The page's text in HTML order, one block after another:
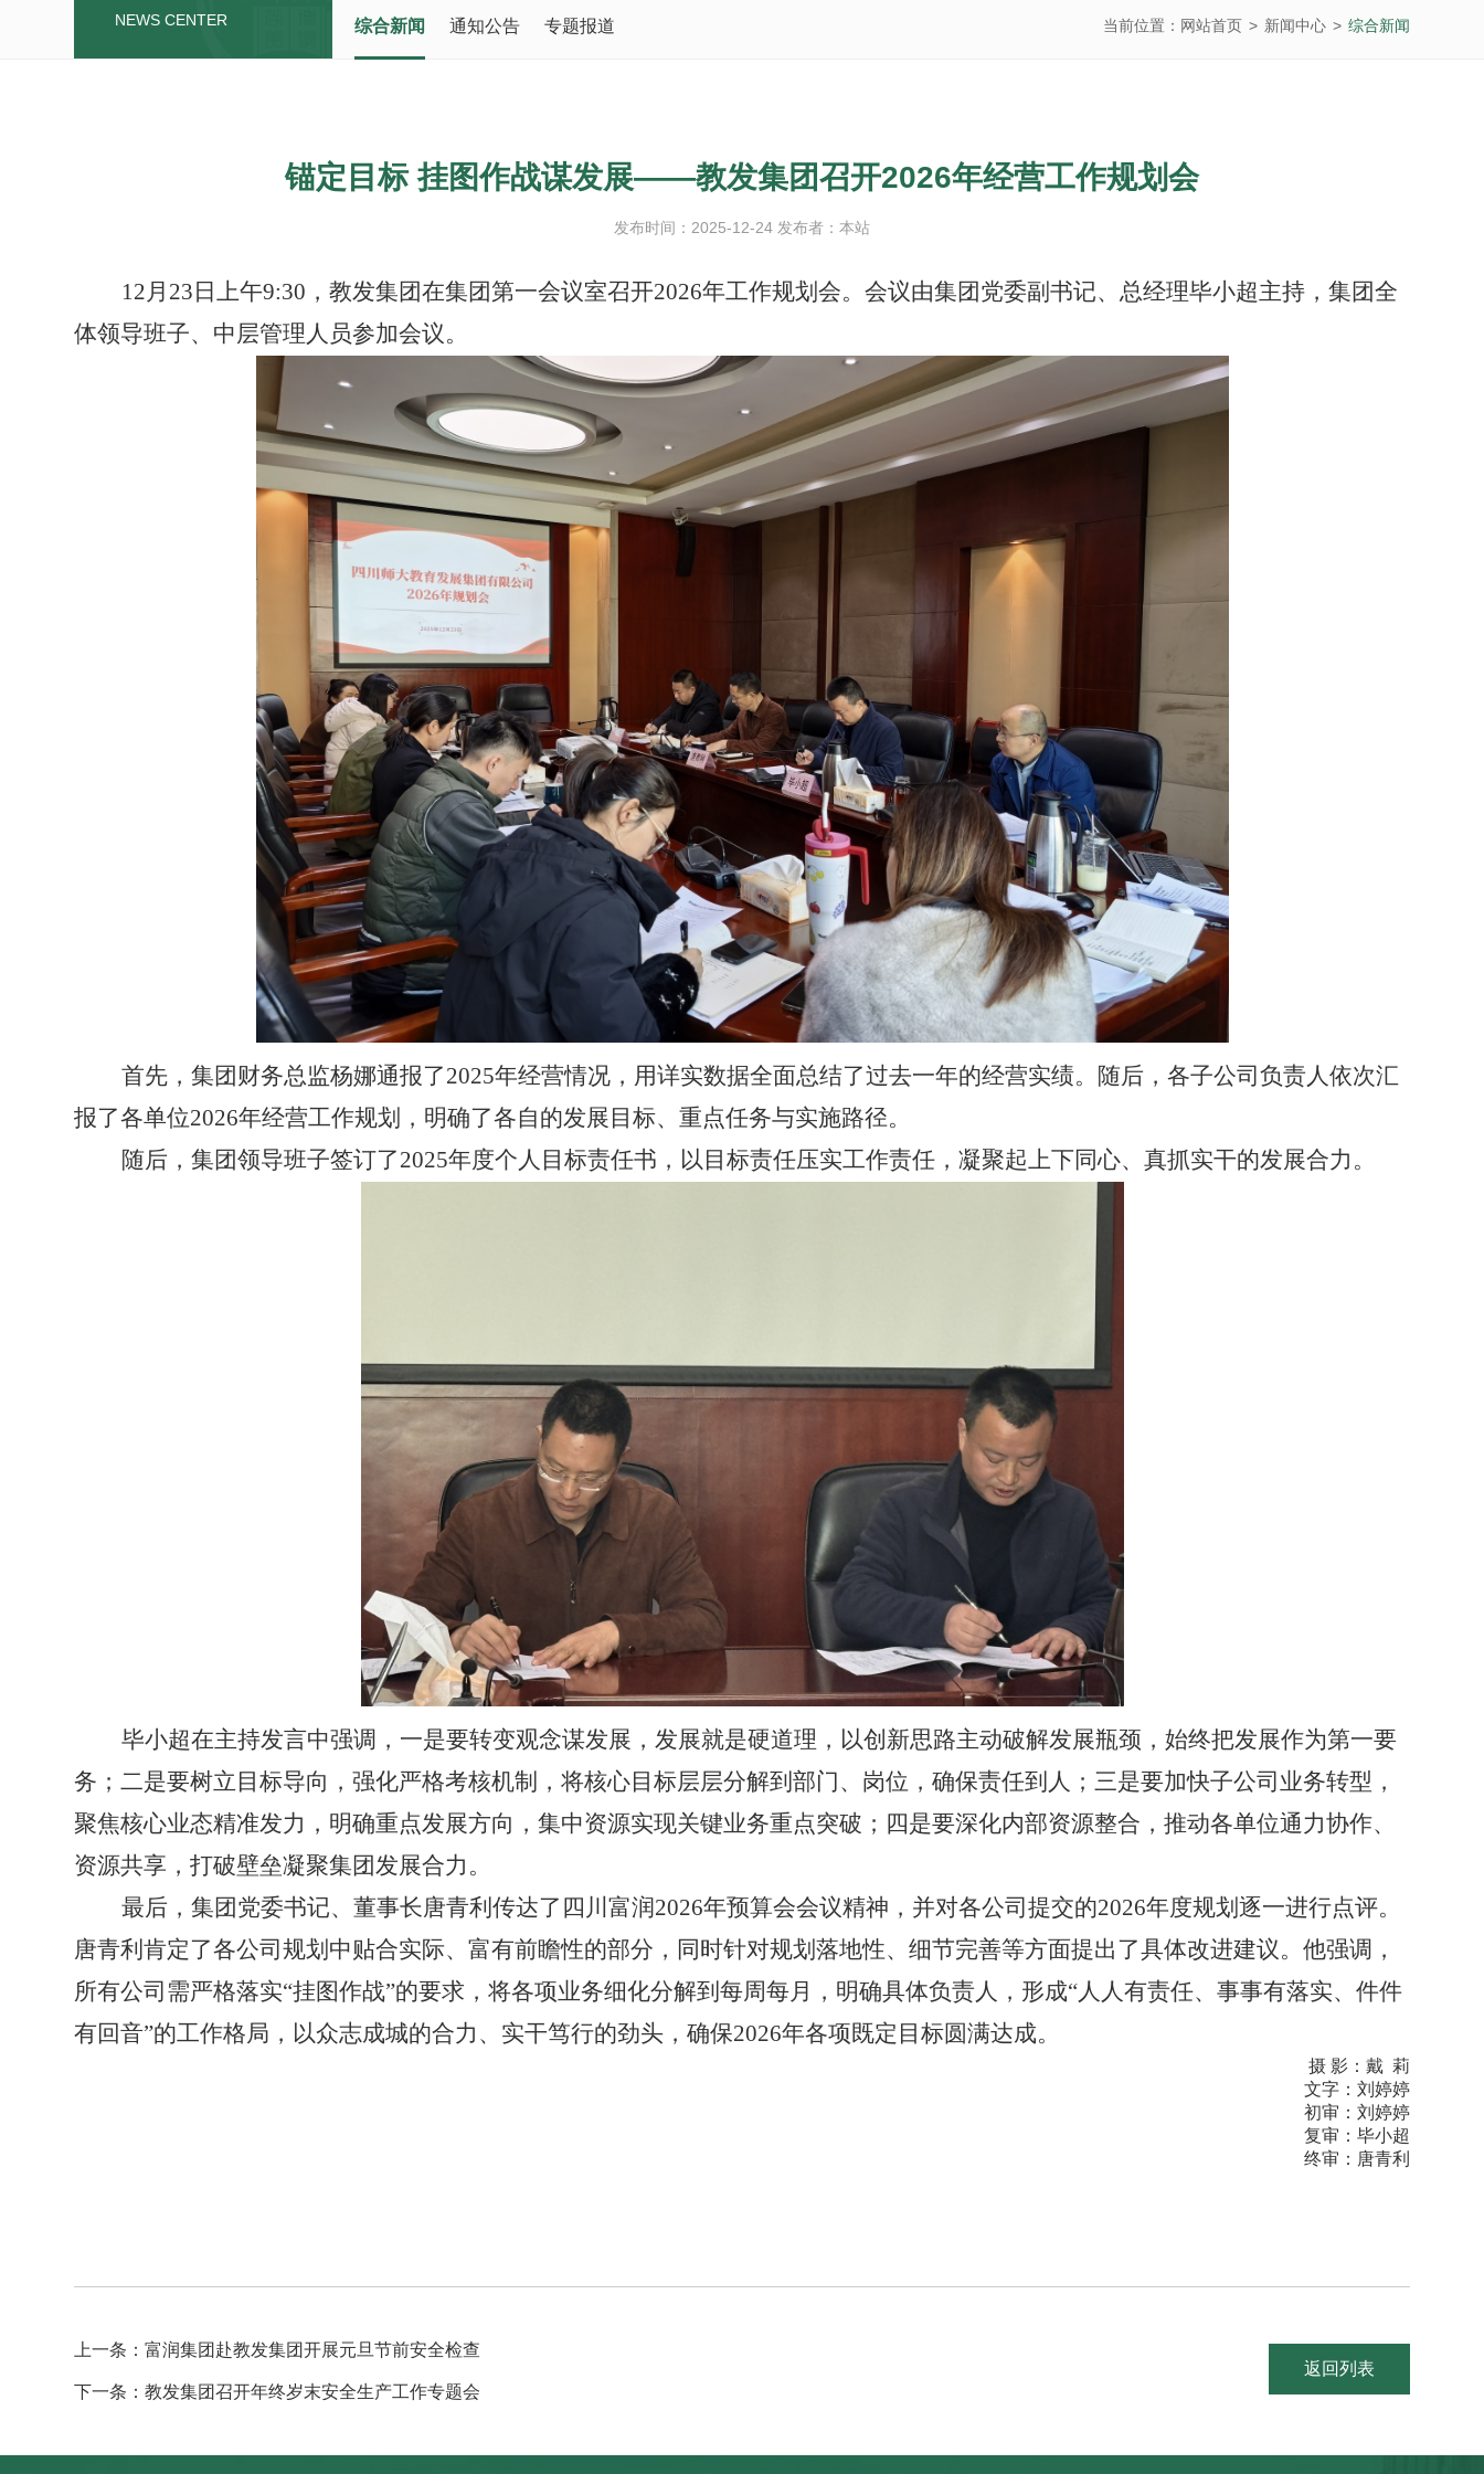
NEWS CENTER 综合新闻 通知公告 专题报道 当前位置： 网站首页 > 新闻中心 > 综合新闻
锚定目标 挂图作战谋发展——教发集团召开2026年经营工作规划会
发布时间：2025-12-24 发布者：本站
12月23日上午9:30，教发集团在集团第一会议室召开2026年工作规划会。会议由集团党委副书记、总经理毕小超主持，集团全
体领导班子、中层管理人员参加会议。
首先，集团财务总监杨娜通报了2025年经营情况，用详实数据全面总结了过去一年的经营实绩。随后，各子公司负责人依次汇
报了各单位2026年经营工作规划，明确了各自的发展目标、重点任务与实施路径。
随后，集团领导班子签订了2025年度个人目标责任书，以目标责任压实工作责任，凝聚起上下同心、真抓实干的发展合力。
毕小超在主持发言中强调，一是要转变观念谋发展，发展就是硬道理，以创新思路主动破解发展瓶颈，始终把发展作为第一要
务；二是要树立目标导向，强化严格考核机制，将核心目标层层分解到部门、岗位，确保责任到人；三是要加快子公司 业务转型 ，
聚焦核心业态精准发力，明确重点发展方向，集中资源实现关键业务重点突破；四是要深化内部资源整合，推动各单位通力协作、
资源共享，打破壁垒凝聚集团发展合力。
最后，集团党委书记、董事长唐青利传达了四川富润2026年预算会会议精神，并对各公司提交的2026年度规划逐一进行点评。
唐青利肯定了各公司规划中贴合实际、富有前瞻性的部分，同时针对规划落地性、细节完善等方面提出了具体改进建议。他强调，
所有公司需严格落实“挂图作战”的要求，将各项业务细化分解到每周每月，明确具体负责人，形成“人人有责任、事事有落实、件件
有回音”的工作格局，以众志成城的合力、实干笃行的劲头 ，确保2026年各项既定目标圆满达成。
摄 影：戴 莉
文字：刘婷婷
初审：刘婷婷
复审： 毕小超
终审：唐青利
上一条：富润集团赴教发集团开展元旦节前安全检查
下一条：教发集团召开年终岁末安全生产工作专题会
返回列表